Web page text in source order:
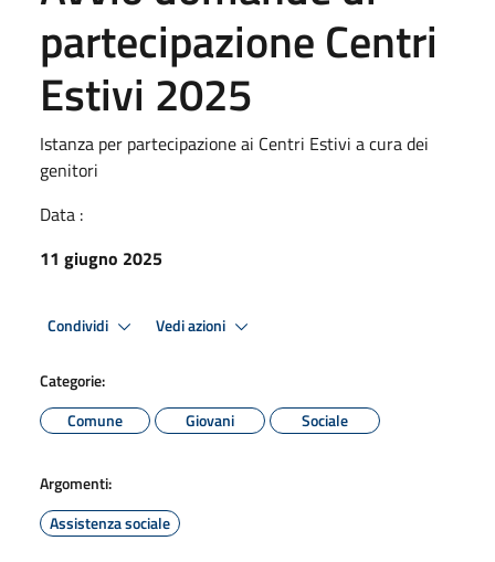
partecipazione Centri
Estivi 2025
Istanza per partecipazione ai Centri Estivi a cura dei
genitori
Data :
11 giugno 2025
Condividi Vedi azioni
Categorie:
Comune
Giovani Sociale
Argomenti:
Assistenza sociale